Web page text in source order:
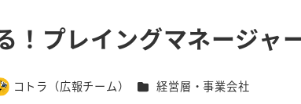
！プレイングマネージャ
コトラ（広報チーム） カテゴリー
経営層・事業会社